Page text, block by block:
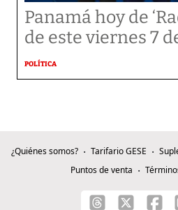
Panamá hoy de
de este viernes 7
POLÍTICA
¿Quiénes somos? Tarifario GESE
Puntos de venta